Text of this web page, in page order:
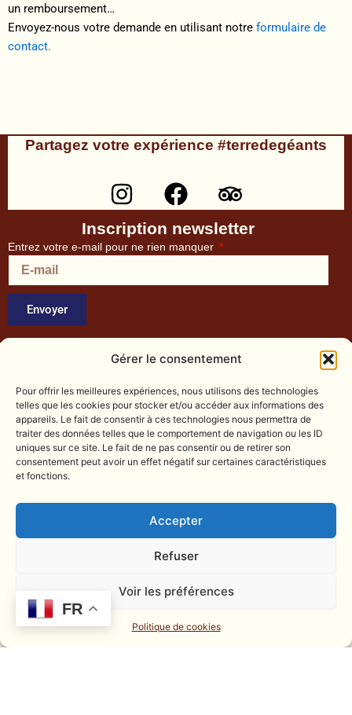
Gérer le consentement
Pour offrir les meilleures expériences, nous utilisons des technologies
telles que les cookies pour stocker et/ou accéder aux informations des
appareils. Le fait de consentir à ces technologies nous permettra de
traiter des données telles que le comportement de navigation ou les ID
uniques sur ce site. Le fait de ne pas consentir ou de retirer son
consentement peut avoir un effet négatif sur certaines caractéristiques
et fonctions.
Accepter
Refuser
Voir les préférences
Politique de cookies
un remboursement…
Envoyez-nous votre demande en utilisant notre formulaire de
contact.
Partagez votre expérience #terredegéants
I
n
s
t
a
m
F
a
c
e
k
T
r
i
p
i
s
o
r
Inscription newsletter
Entrez votre e-mail pour ne rien manquer
Envoyer
1 Rue Grasmanent, 43000 Le Puy-en-Velay
Téléphone : 04 12 04 43 43
ACHETER VOS TICKETS
Billets & Tarifs
Sur place
FR